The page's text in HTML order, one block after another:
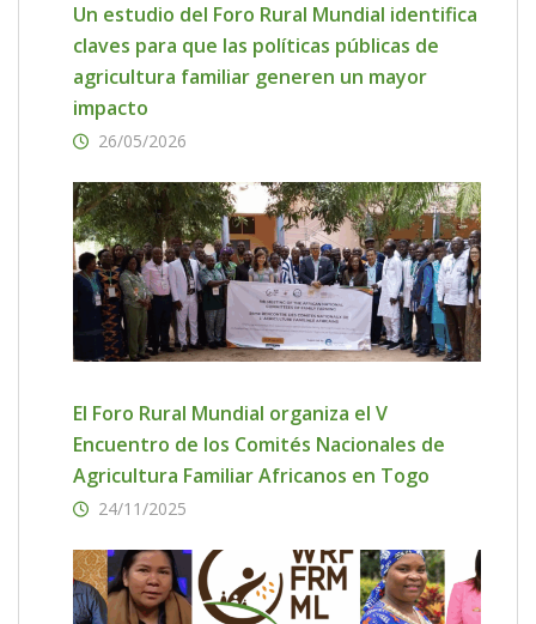
Un estudio del Foro Rural Mundial identifica
claves para que las políticas públicas de
agricultura familiar generen un mayor
impacto
26/05/2026
El Foro Rural Mundial organiza el V
Encuentro de los Comités Nacionales de
Agricultura Familiar Africanos en Togo
24/11/2025